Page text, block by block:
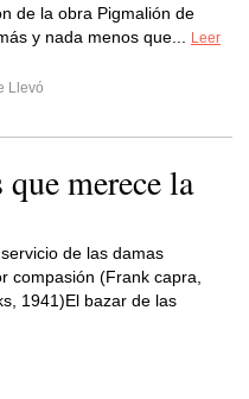
de la obra Pigmalión de
y nada menos que...
Leer
Llevó
merece la
de las damas
compasión (Frank capra,
1941)El bazar de las